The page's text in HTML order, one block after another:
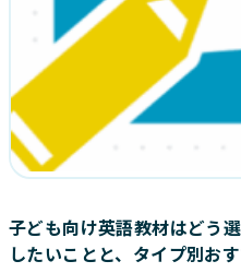
子ども向け英語教材はどう
したいことと、タイプ別お